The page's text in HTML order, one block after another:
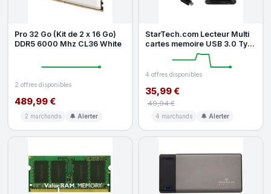
Pro 32 Go (Kit de 2 x 16 Go)
DDR5 6000 Mhz CL36 White
2 offres disponibles
489,99 €
2 marchands 🔔 Alerter
StarTech.com Lecteur Multi
cartes memoire USB 3.0 Type
4 offres disponibles
35,99 €
49,94 €
4 marchands 🔔 Alerter